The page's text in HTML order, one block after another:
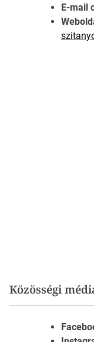
E-mail
Közösségi